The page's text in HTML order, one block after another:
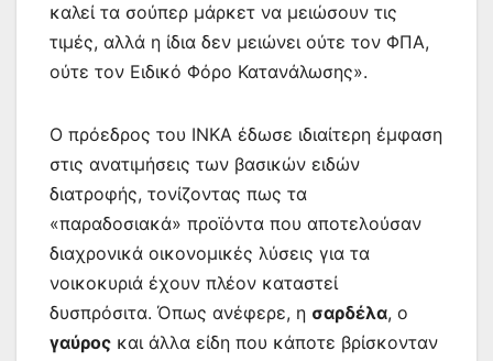
καλεί τα σούπερ μάρκετ να μειώσουν τις
τιμές, αλλά η ίδια δεν μειώνει ούτε τον ΦΠΑ,
ούτε τον Ειδικό Φόρο Κατανάλωσης».
Ο πρόεδρος του ΙΝΚΑ έδωσε ιδιαίτερη έμφαση
στις ανατιμήσεις των βασικών ειδών
διατροφής, τονίζοντας πως τα
«παραδοσιακά» προϊόντα που αποτελούσαν
διαχρονικά οικονομικές λύσεις για τα
νοικοκυριά έχουν πλέον καταστεί
δυσπρόσιτα. Όπως ανέφερε, η σαρδέλα, ο
γαύρος και άλλα είδη που κάποτε βρίσκονταν